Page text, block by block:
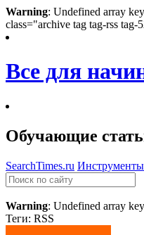
Warning: Undefined array
class="archive tag tag-rss
Все для
Обучающие
SearchTimes.ru Инструменты
Warning: Undefined array
Теги: RSS